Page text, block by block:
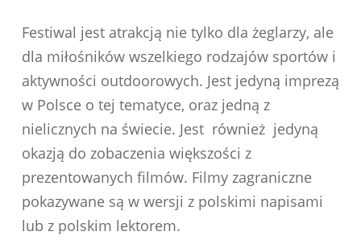
Festiwal jest atrakcją nie tylko dla żeglarzy, ale
dla miłośników wszelkiego rodzajów sportów i
aktywności outdoorowych. Jest jedyną imprezą
w Polsce o tej tematyce, oraz jedną z
nielicznych na świecie. Jest również jedyną
okazją do zobaczenia większości z
prezentowanych filmów. Filmy zagraniczne
pokazywane są w wersji z polskimi napisami
lub z polskim lektorem.